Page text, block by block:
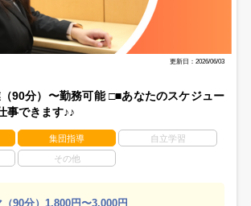
更新日：2026/06/03
90分）〜勤務可能 □■あなたのスケジュー
事できます♪♪
集団指導 自立学習
その他
（90分）1,800円〜3,000円